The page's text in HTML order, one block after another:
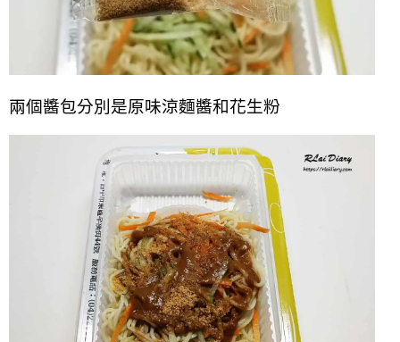
兩個醬包分別是原味涼麵醬和花生粉